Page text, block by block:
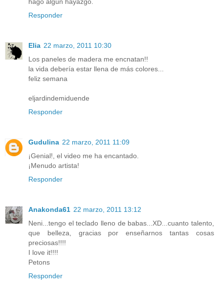
Responder
Elia 22 marzo, 2011 10:30
Los paneles de madera me encnatan!!
la vida debería estar llena de más colores...
feliz semana
eljardindemiduende
Responder
Gudulina 22 marzo, 2011 11:09
¡Genial!, el video me ha encantado.
¡Menudo artista!
Responder
Anakonda61 22 marzo, 2011 13:12
Neni...tengo el teclado lleno de babas...XD...cuanto talento,
que belleza, gracias por enseñarnos tantas cosas
preciosas!!!!
I love it!!!!
Petons
Responder